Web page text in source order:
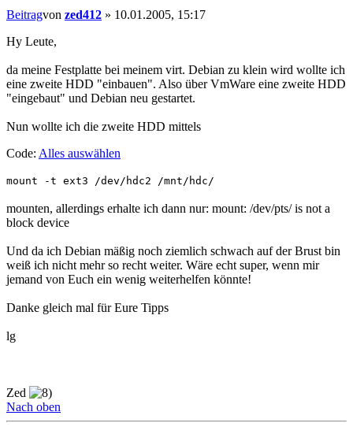
Beitragvon zed412 » 10.01.2005, 15:17
Hy Leute,
da meine Festplatte bei meinem virt. Debian zu klein wird wollte ich
eine zweite HDD "einbauen". Also über VmWare eine zweite HDD
"eingebaut" und Debian neu gestartet.
Nun wollte ich die zweite HDD mittels
Code: Alles auswählen
mount -t ext3 /dev/hdc2 /mnt/hdc/
mounten, allerdings erhalte ich dann nur: mount: /dev/pts/ is not a
block device
Und da ich Debian mäßig noch ziemlich schwach auf der Brust bin
weiß ich nicht mehr so recht weiter. Wäre echt super, wenn mir
jemand von Euch ein wenig weiterhelfen könnte!
Danke gleich mal für Eure Tipps
lg
Zed
Nach oben